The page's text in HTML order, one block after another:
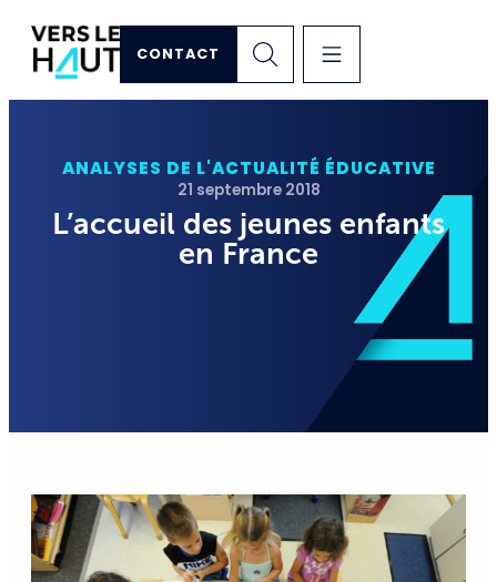
CONTACT
ANALYSES DE L'ACTUALITÉ ÉDUCATIVE
21 septembre 2018
L’accueil des jeunes enfants
en France